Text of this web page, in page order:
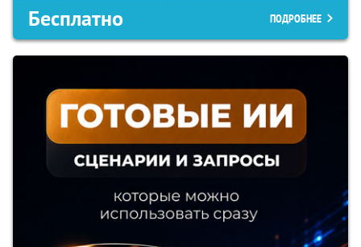
Бесплатно ПОДРОБНЕЕ